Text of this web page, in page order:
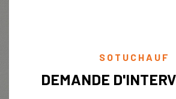
SOTUCHAUF
DEMANDE